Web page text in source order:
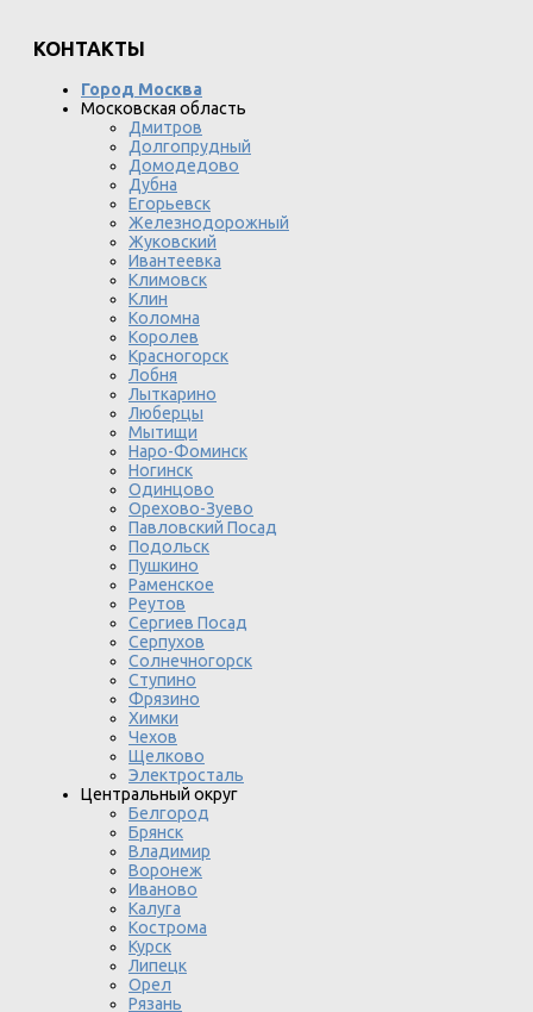
КОНТАКТЫ
Город Москва
Московская область
Дмитров
Долгопрудный
Домодедово
Дубна
Егорьевск
Железнодорожный
Жуковский
Ивантеевка
Климовск
Клин
Коломна
Королев
Красногорск
Лобня
Лыткарино
Люберцы
Мытищи
Наро-Фоминск
Ногинск
Одинцово
Орехово-Зуево
Павловский Посад
Подольск
Пушкино
Раменское
Реутов
Сергиев Посад
Серпухов
Солнечногорск
Ступино
Фрязино
Химки
Чехов
Щелково
Электросталь
Центральный округ
Белгород
Брянск
Владимир
Воронеж
Иваново
Калуга
Кострома
Курск
Липецк
Орел
Рязань